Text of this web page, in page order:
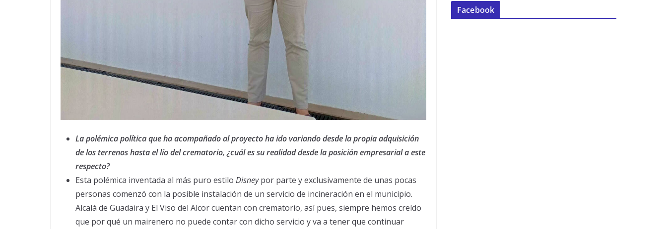
La polémica política que ha acompañado al proyecto ha ido variando desde la propia adquisición
de los terrenos hasta el lío del crematorio, ¿cuál es su realidad desde la posición empresarial a este
respecto?
Esta polémica inventada al más puro estilo Disneypor parte y exclusivamente de unas pocas
personas comenzó con la posible instalación de un servicio de incineración en el municipio.
Alcalá de Guadaira y El Viso del Alcor cuentan con crematorio, así pues, siempre hemos creído
que por qué un mairenero no puede contar con dicho servicio y va a tener que continuar
Facebook